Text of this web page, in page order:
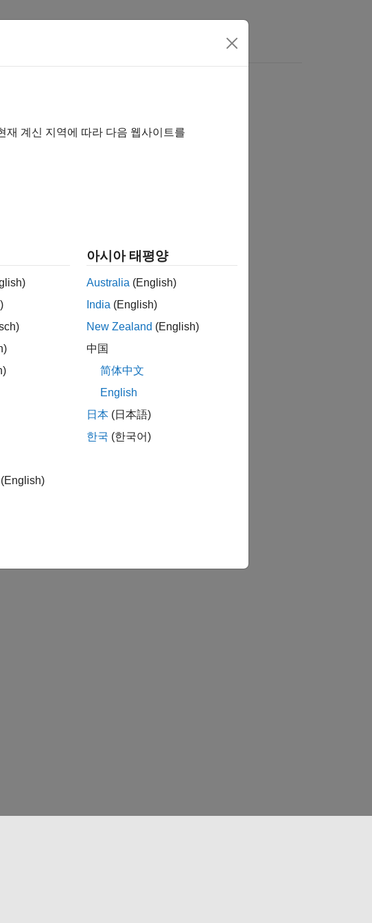
재 계신 지역에 따라 다음 웹사이트를
(English)
아시아 태평양
Australia (English)
India (English)
New Zealand (English)
中国
简体中文
English
日本 (日本語)
한국 (한국어)